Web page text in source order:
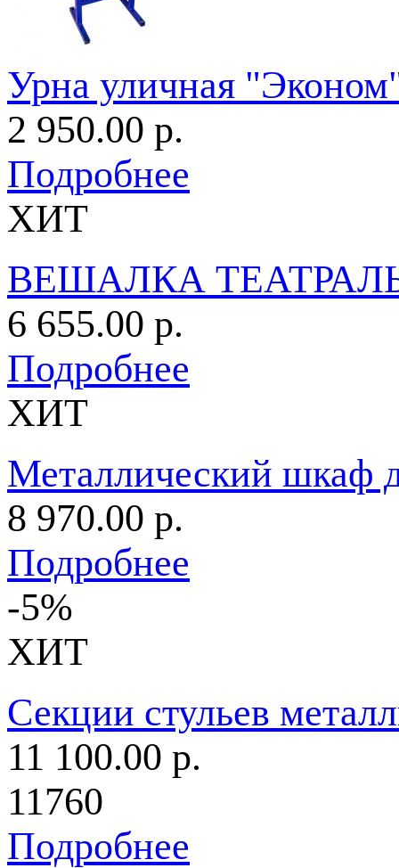
Урна уличная
2 950.00 р.
Подробнее
ХИТ
ВЕШАЛКА
6 655.00 р.
Подробнее
ХИТ
Металлический шкаф
8 970.00 р.
Подробнее
-5%
ХИТ
Секции стульев
11 100.00 р.
11760
Подробнее